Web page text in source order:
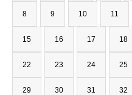
8 9 10 11
15 16 17 18
22 23 24 25
29 30 31 32